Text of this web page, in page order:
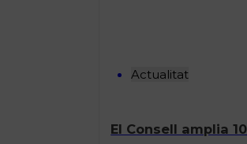
Actualitat
El Consell amplia